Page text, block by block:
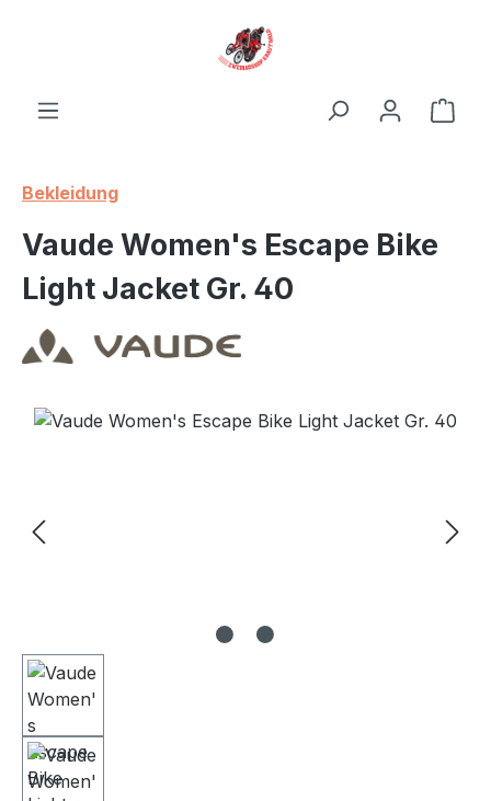
Bekleidung
Vaude Women's Escape Bike
Light Jacket Gr. 40
Bildergalerie überspringen